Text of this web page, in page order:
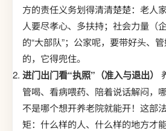
方的责任义务划得清清楚楚：老人
人要尽孝心、多扶持；社会力量（
的“大部队”；公家呢，要带好头、
的，它得兜住。
进门出门看“执照”（准入与退出）
管喝、看病喂药、陪着说话解闷，
不是哪个想开养老院就能开！这部
矩：什么样的人、什么样的地方才